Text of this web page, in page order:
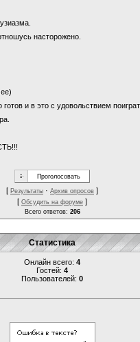
насторожено.
и в это с удовольствием
[ Результаты · Архив опросов ]
[ Обсудить на форуме ]
Всего ответов: 206
Статистика
Онлайн всего: 4
Гостей: 4
Пользователей: 0